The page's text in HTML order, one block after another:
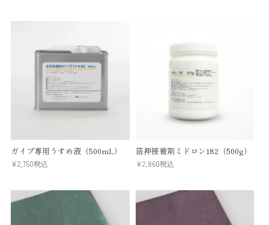
ガイブ専用うすめ液（500mL）
¥2,750税込
箔押接着剤ミドロン182（500g）
¥2,860税込